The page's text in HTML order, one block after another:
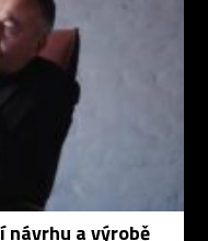
návrhu a výrobě